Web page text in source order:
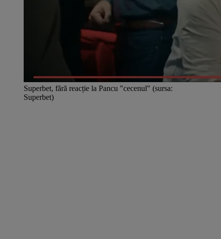
Superbet, fără reacție la Pancu "cecenul" (sursa:
Superbet)